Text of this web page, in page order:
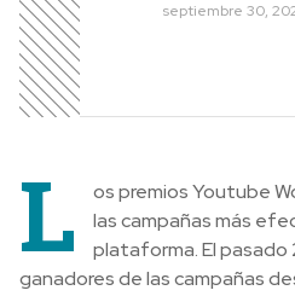
septiembre 30,
L
os premios Youtube
las campañas más
plataforma. El pasado
ganadores de las campañas